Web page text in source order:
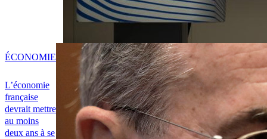
L’économie
française
devrait mettre
au moins
deux ans à se
ÉCONOMIE